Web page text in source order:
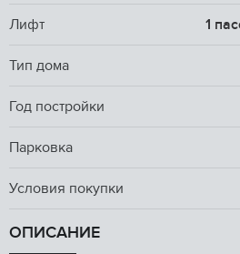
Лифт 1
Тип дома
Год постройки
Парковка
Условия покупки
ОПИСАНИЕ